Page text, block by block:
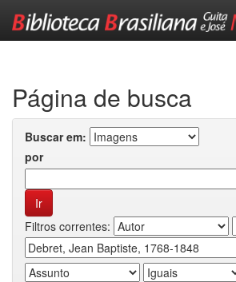
Página de busca
Buscar em:
por
Filtros correntes: